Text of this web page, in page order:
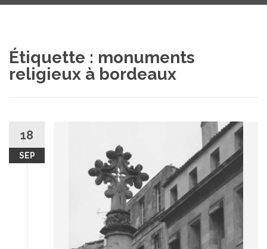
Étiquette : monuments
religieux à bordeaux
18
SEP